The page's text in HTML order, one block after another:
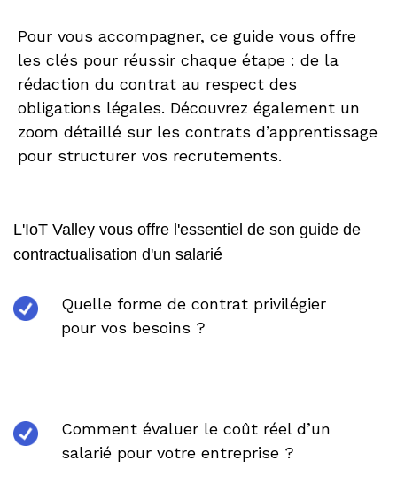
Pour vous accompagner, ce guide vous offre
les clés pour réussir chaque étape : de la
rédaction du contrat au respect des
obligations légales. Découvrez également un
zoom détaillé sur les contrats d’apprentissage
pour structurer vos recrutements.
L'IoT Valley vous offre l'essentiel de son guide de
contractualisation d'un salarié
Quelle forme de contrat privilégier
pour vos besoins ?
Comment évaluer le coût réel d’un
salarié pour votre entreprise ?